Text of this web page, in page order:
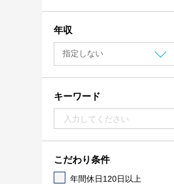
年収
キーワード
こだわり条件
年間休日120日以上